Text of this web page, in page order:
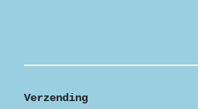
Verzending